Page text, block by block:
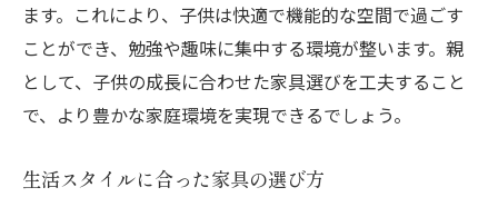
狭い空間でも活躍する収納テクニック
おもちゃや衣類を整理整頓する方法
空間を広く使える収納アイデア
デッドスペースを有効活用する家具選び
ます。これにより、子供は快適で機能的な空間で過ごす
ことができ、勉強や趣味に集中する環境が整います。親
として、子供の成長に合わせた家具選びを工夫すること
で、より豊かな家庭環境を実現できるでしょう。
生活スタイルに合った家具の選び方